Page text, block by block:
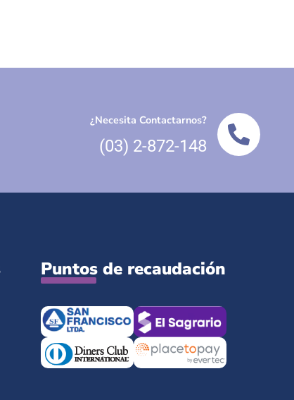
¿Necesita Contactarnos?
(03) 2-872-148
Puntos de recaudación